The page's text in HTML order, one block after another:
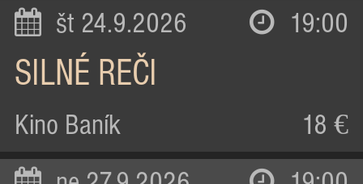
št 24.9.2026 19:00
SILNÉ REČI
Kino Baník 18 €